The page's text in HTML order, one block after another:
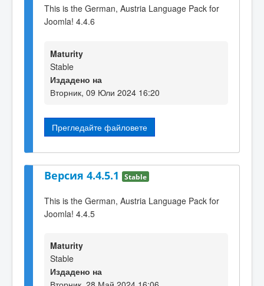
This is the German, Austria Language Pack for
Joomla! 4.4.6
Maturity
Stable
Издадено на
Вторник, 09 Юли 2024 16:20
Прегледайте файловете
Версия 4.4.5.1 Stable
This is the German, Austria Language Pack for
Joomla! 4.4.5
Maturity
Stable
Издадено на